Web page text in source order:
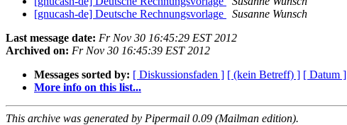
[gnucash-de] Deutsche Rechnungsvorlage
Susanne Wunsch
Last message date: Fr Nov 30 16:45:29 EST 2012
Archived on: Fr Nov 30 16:45:39 EST 2012
Messages sorted by: [ Diskussionsfaden ] [ (kein Betreff) ] [ Datum ]
More info on this list...
This archive was generated by Pipermail 0.09 (Mailman edition).